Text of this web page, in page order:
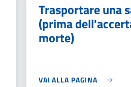
Trasportare una
(prima
morte)
VAI ALLA PAGINA